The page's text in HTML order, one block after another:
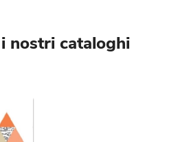
nostri cataloghi